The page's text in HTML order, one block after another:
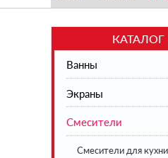
КАТАЛОГ
Ванны
Акриловые
Стальные
Чугунные
Экраны
Экраны под ванну
Экраны под ванну
Смесители
Смесители для кухни